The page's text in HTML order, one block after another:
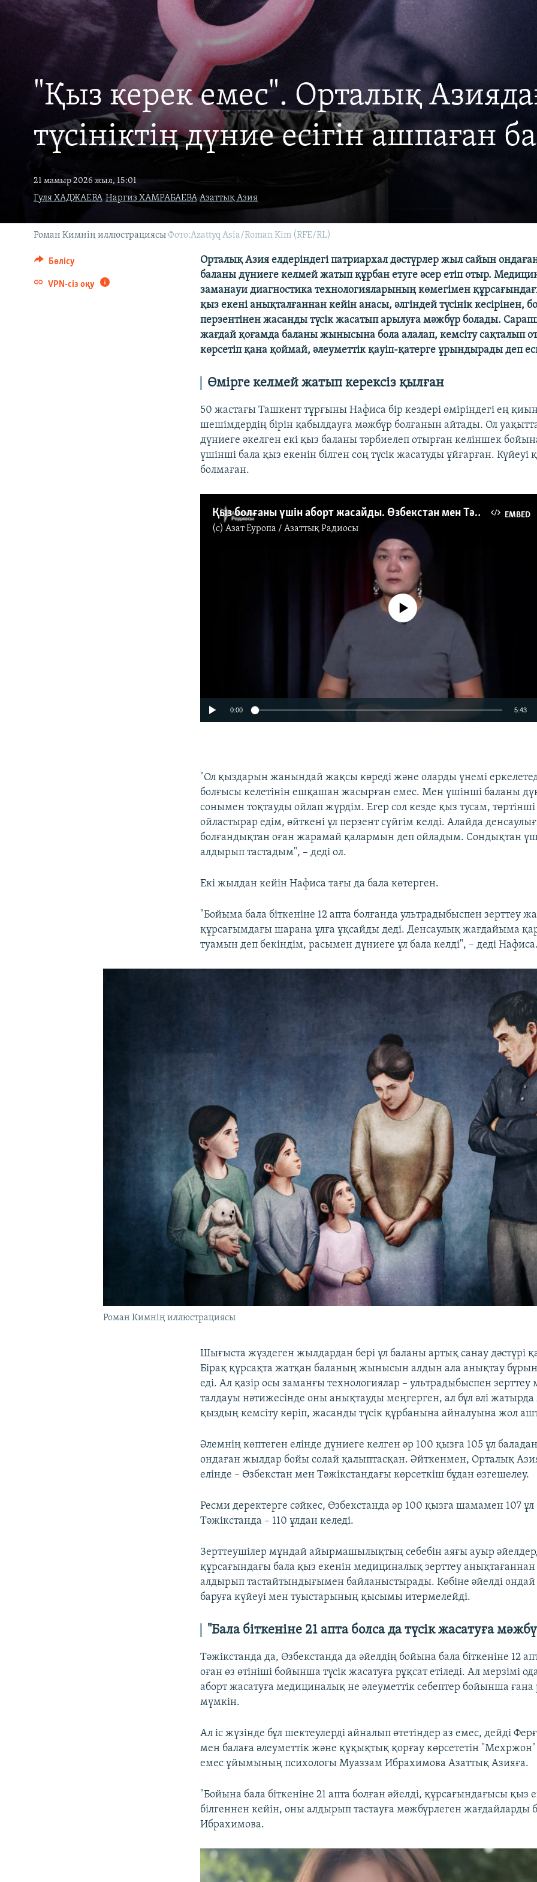
"Қыз керек емес". Орталық
түсініктің дүние есігін ашпаған
21 мамыр 2026 жыл, 15:01
Гуля ХАДЖАЕВА Наргиз ХАМРАБАЕВА Азаттық Азия
Роман Кимнің иллюстрациясыФото:Azattyq Asia/Roman Kim (RFE/RL)
Бөлісу
VPN-сіз оқу
Орталық Азия елдеріндегі патриархал дәстүрлер жыл сайын
баланы дүниеге келмей жатып құрбан етуге әсер етіп отыр.
заманауи диагностика технологияларының көмегімен
қыз екені анықталғаннан кейін анасы, әлгіндей түсінік кесірінен,
перзентінен жасанды түсік жасатып арылуға мәжбүр болады.
жағдай қоғамда баланы жынысына бола алалап, кемсіту сақталып
көрсетіп қана қоймай, әлеуметтік қауіп-қатерге ұрындырады деп
Өмірге келмей жатып керексіз қылған
50 жастағы Ташкент тұрғыны Нафиса бір кездері өміріндегі ең
шешімдердің бірін қабылдауға мәжбүр болғанын айтады. Ол уақытта
дүниеге әкелген екі қыз баланы тәрбиелеп отырған келіншек
үшінші бала қыз екенін білген соң түсік жасатуды ұйғарған. Күйеуі
болмаған.
EMBED
Қыз болғаны үшін аборт жасайды. Өзбекстан мен Тәжікстандағы жыныстық кемсіту
(c) Азат Еуропа / Азаттық Радиосы
Auto 240p 360p 480p
720p 1080p
No media source currently available
0:00 5:43
"Ол қыздарын жанындай жақсы көреді және оларды үнемі
болғысы келетінін ешқашан жасырған емес. Мен үшінші баланы
сонымен тоқтауды ойлап жүрдім. Егер сол кезде қыз тусам, төртінші
ойластырар едім, өйткені ұл перзент сүйгім келді. Алайда
болғандықтан оған жарамай қалармын деп ойладым. Сондықтан
алдырып тастадым", – деді ол.
Екі жылдан кейін Нафиса тағы да бала көтерген.
"Бойыма бала біткеніне 12 апта болғанда ультрадыбыспен зерттеу
құрсағымдағы шарана ұлға ұқсайды деді. Денсаулық жағдайыма
туамын деп бекіндім, расымен дүниеге ұл бала келді", – деді Нафиса.
Роман Кимнің иллюстрациясы
Шығыста жүздеген жылдардан бері ұл баланы артық санау дәстүрі
Бірақ құрсақта жатқан баланың жынысын алдын ала анықтау
еді. Ал қазір осы заманғы технологиялар – ультрадыбыспен зерттеу
талдауы нәтижесінде оны анықтауды меңгерген, ал бұл әлі
қыздың кемсіту көріп, жасанды түсік құрбанына айналуына жол
Әлемнің көптеген елінде дүниеге келген әр 100 қызға 105 ұл
ондаған жылдар бойы солай қалыптасқан. Әйткенмен, Орталық
елінде – Өзбекстан мен Тәжікстандағы көрсеткіш бұдан өзгешелеу.
Ресми деректерге сәйкес, Өзбекстанда әр 100 қызға шамамен 107 ұл
Тәжікстанда – 110 ұлдан келеді.
Зерттеушілер мұндай айырмашылықтың себебін аяғы ауыр
құрсағындағы бала қыз екенін медициналық зерттеу
алдырып тастайтындығымен байланыстырады. Көбіне әйелді ондай
баруға күйеуі мен туыстарының қысымы итермелейді.
"Бала біткеніне 21 апта болса да түсік жасатуға
Тәжікстанда да, Өзбекстанда да әйелдің бойына бала біткеніне 12
оған өз өтініші бойынша түсік жасатуға рұқсат етіледі. Ал мерзімі
аборт жасатуға медициналық не әлеуметтік себептер бойынша ғана
мүмкін.
Ал іс жүзінде бұл шектеулерді айналып өтетіндер аз емес, дейді
мен балаға әлеуметтік және құқықтық қорғау көрсететін "Мехржон"
емес ұйымының психологы Муаззам Ибрахимова Азаттық Азияға.
"Бойына бала біткеніне 21 апта болған әйелді, құрсағындағысы қыз
білгеннен кейін, оны алдырып тастауға мәжбүрлеген жағдайларды
Ибрахимова.